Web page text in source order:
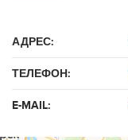
АДРЕС:
ТЕЛЕФОН:
E-MAIL: